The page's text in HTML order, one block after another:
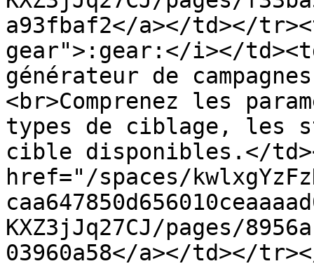
a93fbaf2</a></td></
gear">:gear:</i></
générateur de
<br>Comprenez les
types de ciblage, les
cible disponibles.</
href="/spaces/
KXZ3jJq27CJ/pages/
03960a58</a></td></